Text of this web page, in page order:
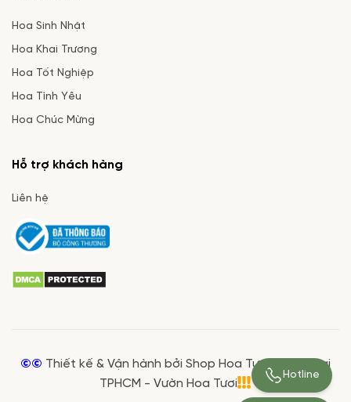
Hoa Sinh Nhật
Hoa Khai Trương
Hoa Tốt Nghiệp
Hoa Tình Yêu
Hoa Chúc Mừng
Hỗ trợ khách hàng
Liên hệ
©© Thiết kế & Vận hành bởi Shop Hoa Tươi Giá Rẻ tại
TPHCM - Vườn Hoa Tươi
Hotline